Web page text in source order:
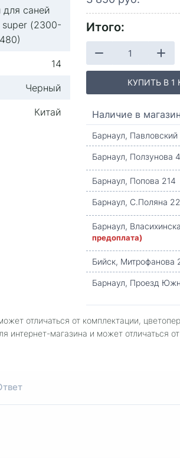
для саней
super (2300-
14
Черный
Китай
Итого:
КУПИТЬ В 1
Наличие в
Барнаул, Павловский
Барнаул, Ползунова
Барнаул, Попова 214
Барнаул, С.Поляна
Барнаул,
предоплата)
Бийск, Митрофанова
Барнаул, Проезд
отличаться от комплектации,
интернет-магазина и может отличаться